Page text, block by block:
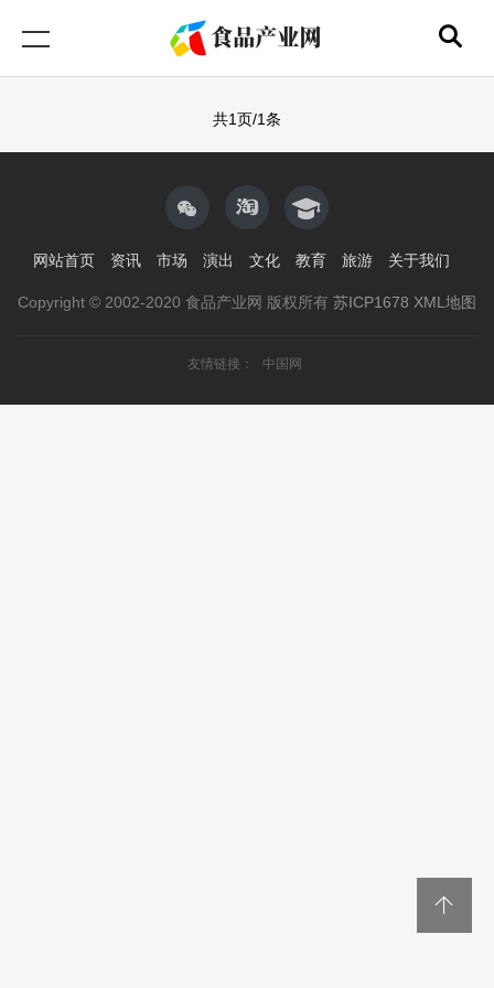
共1页/1条
网站首页 资讯 市场 演出 文化 教育 旅游 关于我们
Copyright © 2002-2020 食品产业网 版权所有 苏ICP1678 XML地图
友情链接： 中国网